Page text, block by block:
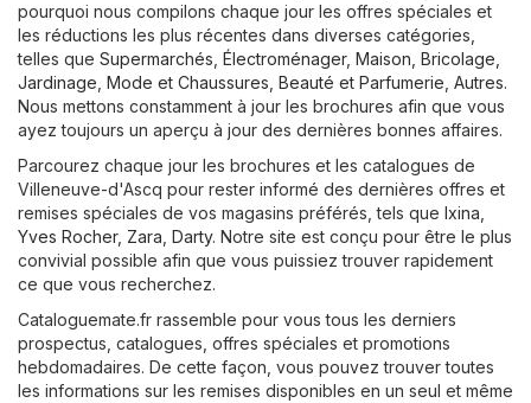
pourquoi nous compilons chaque jour les offres spéciales et
les réductions les plus récentes dans diverses catégories,
telles que Supermarchés Électroménager, Maison, Bricolage,
Jardinage Mode et Chaussures Beauté et Parfumerie Autres.
Nous mettons constamment à jour les brochures afin que vous
ayez toujours un aperçu à jour des dernières bonnes affaires.
Parcourez chaque jour les brochures et les catalogues de
Villeneuve-d'Ascq pour rester informé des dernières offres et
remises spéciales de vos magasins préférés, tels que Ixina
Yves Rocher, Zara Darty. Notre site est conçu pour être le plus
convivial possible afin que vous puissiez trouver rapidement
ce que vous recherchez.
Cataloguemate.fr rassemble pour vous tous les derniers
prospectus, catalogues, offres spéciales et promotions
hebdomadaires. De cette façon, vous pouvez trouver toutes
les informations sur les remises disponibles en un seul et même